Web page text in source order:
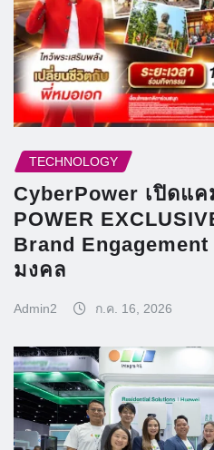
TECHNOLOGY
CyberPower เปิดแ
POWER
Brand
มงคล
Admin2 ก.ค. 16, 2026